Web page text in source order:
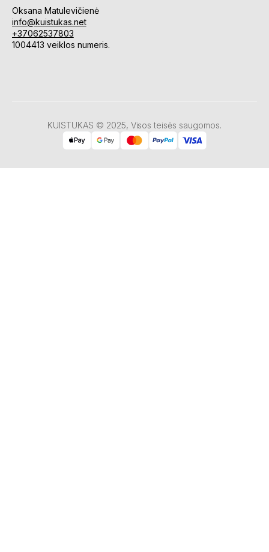
Oksana Matulevičienė
info@kuistukas.net
+37062537803
1004413 veiklos numeris.
KUISTUKAS © 2025, Visos teisės saugomos.